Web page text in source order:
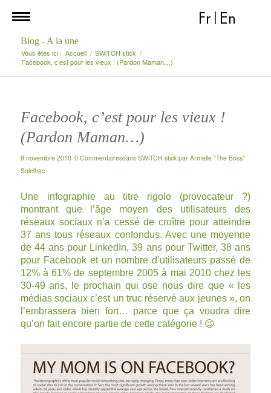
Fr En
Blog - A la une
Vous êtes ici : Accueil / SWiTCH stick /
Facebook, c’est pour les vieux ! (Pardon Maman…)
Facebook, c’est pour les vieux !
(Pardon Maman…)
9 novembre 2010 0 Commentairesdans SWiTCH stick par Armelle "The Boss"
Solelhac
Une infographie au titre rigolo (provocateur ?)
montrant que l’âge moyen des utilisateurs des
réseaux sociaux n’a cessé de croître pour atteindre
37 ans tous réseaux confondus. Avec une moyenne
de 44 ans pour LinkedIn, 39 ans pour Twitter, 38 ans
pour Facebook et un nombre d’utilisateurs passé de
12% à 61% de septembre 2005 à mai 2010 chez les
30-49 ans, le prochain qui ose nous dire que « les
médias sociaux c’est un truc réservé aux jeunes », on
l’embrassera bien fort… parce que ça voudra dire
qu’on fait encore partie de cette catégorie ! 😉